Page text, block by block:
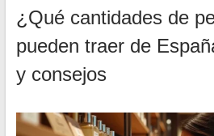
¿Qué cantidades de
pueden traer de
y consejos